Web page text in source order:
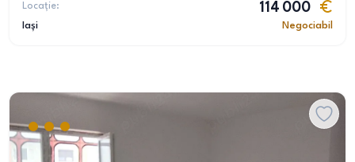
Locație:
Iași
114 000
Negociabil